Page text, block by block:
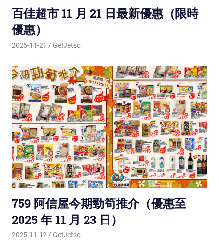
百佳超市 11 月 21 日最新優惠（限時
優惠）
2025-11-21 GetJetso
759 阿信屋今期勁筍推介（優惠至
2025 年 11 月 23 日）
2025-11-12 GetJetso